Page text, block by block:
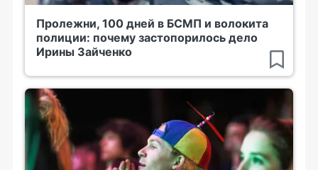
Пролежни, 100 дней в БСМП и волокита
полиции: почему застопорилось дело
Ирины Зайченко